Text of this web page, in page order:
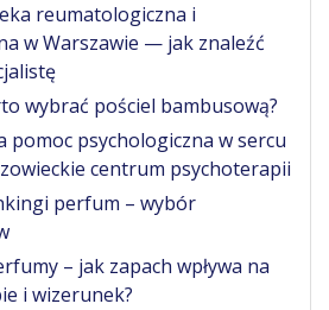
reumatologiczna i
w Warszawie — jak znaleźć
wybrać pościel bambusową?
pomoc psychologiczna w sercu
centrum psychoterapii
perfum – wybór
– jak zapach wpływa na
i wizerunek?